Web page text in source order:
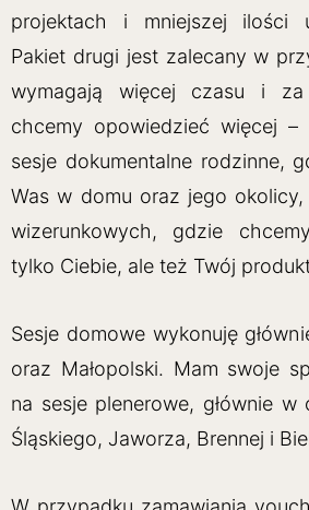
projektach i mniejszej ilości
Pakiet drugi jest zalecany w
wymagają więcej czasu i
chcemy opowiedzieć więcej
sesje dokumentalne rodzinne,
Was w domu oraz jego
wizerunkowych, gdzie
tylko Ciebie, ale też Twój
Sesje domowe wykonuję
oraz Małopolski. Mam swoje
na sesje plenerowe, głównie w
Śląskiego, Jaworza, Brennej i